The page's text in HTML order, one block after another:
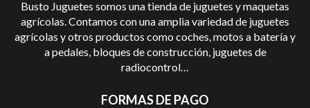
Busto Juguetes somos una tienda de juguetes y maquetas
agrícolas. Contamos con una amplia variedad de juguetes
agrícolas y otros productos como coches, motos a batería y
a pedales, bloques de construcción, juguetes de
radiocontrol…
FORMAS DE PAGO